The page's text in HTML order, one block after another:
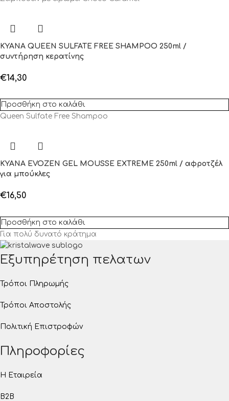
KYANA QUEEN SULFATE FREE SHAMPOO 250ml /
συντήρηση κερατίνης
€14,30
Προσθήκη στο καλάθι
Queen Sulfate Free Shampoo
KYANA EVOZEN GEL MOUSSE EXTREME 250ml / αφροτζέλ
για μπούκλες
€16,50
Προσθήκη στο καλάθι
Για πολύ δυνατό κράτημα
Εξυπηρέτηση πελατων
Τρόποι Πληρωμής
Τρόποι Αποστολής
Πολιτική Επιστροφών
Πληροφορίες
Η Εταιρεία
B2B